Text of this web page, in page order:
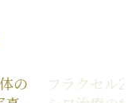
の
フラクセル